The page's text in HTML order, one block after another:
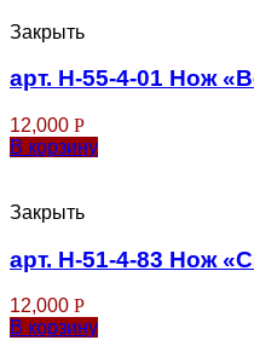
Закрыть
арт. Н-55-4-01 Нож
12,000 Р
В корзину
Закрыть
арт. Н-51-4-83 Нож
12,000 Р
В корзину